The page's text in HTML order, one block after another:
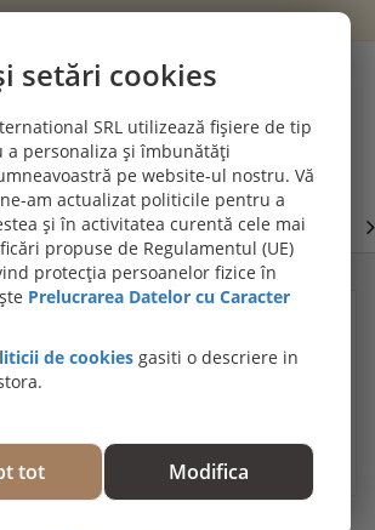
Cont
pardoseli vinil (LVT)
vinil, Winflex Chalet, Chevron 60, Stejar
0.55mm, WINCHA-1231/0
PARCHET SPC SI LVT: Viziteaza
SPC SI LVT
setări cookies
SRL utilizează fișiere de tip
a personaliza și îmbunătăți
pe website-ul nostru. Vă
am actualizat politicile pentru a
și în activitatea curentă cele mai
propuse de Regulamentul (UE)
protecția persoanelor fizice în
Prelucrarea Datelor cu Caracter
de cookies gasiti o descriere in
tot Modifica